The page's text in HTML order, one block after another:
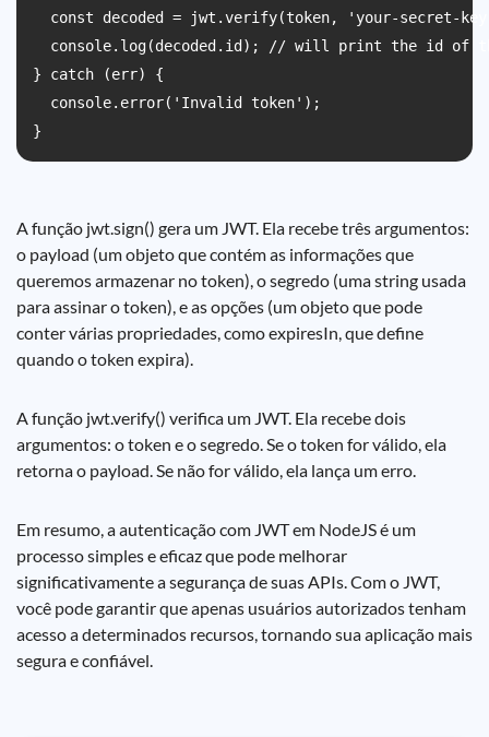
const decoded = jwt.verify(token, 'your-secret-
console.log(decoded.id); // will print the id of
} catch (err) {
  console.error('Invalid token');
A função jwt.sign() gera um JWT. Ela recebe três argumentos:
o payload (um objeto que contém as informações que
queremos armazenar no token), o segredo (uma string usada
para assinar o token), e as opções (um objeto que pode
conter várias propriedades, como expiresIn, que define
quando o token expira).
A função jwt.verify() verifica um JWT. Ela recebe dois
argumentos: o token e o segredo. Se o token for válido, ela
retorna o payload. Se não for válido, ela lança um erro.
Em resumo, a autenticação com JWT em NodeJS é um
processo simples e eficaz que pode melhorar
significativamente a segurança de suas APIs. Com o JWT,
você pode garantir que apenas usuários autorizados tenham
acesso a determinados recursos, tornando sua aplicação mais
segura e confiável.